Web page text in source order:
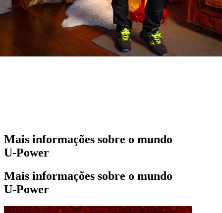
Mais informações sobre o mundo
U‑Power
Mais informações sobre o mundo
U‑Power